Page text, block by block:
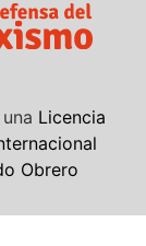
Licencia
Obrero